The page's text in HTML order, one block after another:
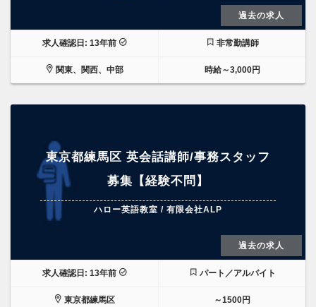
過去の求人
求人確認日: 13年前 非常勤講師
関東、関西、中部 時給～3,000円
東京都練馬区 英会話講師/事務スタッフ
募集【経験不問】
ハロー英語教室 / 有限会社ALP
過去の求人
求人確認日: 13年前 パート／アルバイト
東京都練馬区 ～1500円